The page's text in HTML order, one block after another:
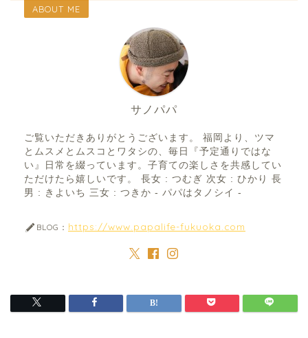
ABOUT ME
サノパパ
ご覧いただきありがとうございます。 福岡より、ツマ
とムスメとムスコとワタシの、毎日『予定通りではな
い』日常を綴っています。子育ての楽しさを共感してい
ただけたら嬉しいです。 長女 : つむぎ 次女 : ひかり 長
男 : きよいち 三女 : つきか - パパはタノシイ -
BLOG： https://www.papalife-fukuoka.com